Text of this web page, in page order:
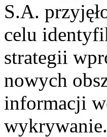
S.A.
celu
strategii
nowych
informacji